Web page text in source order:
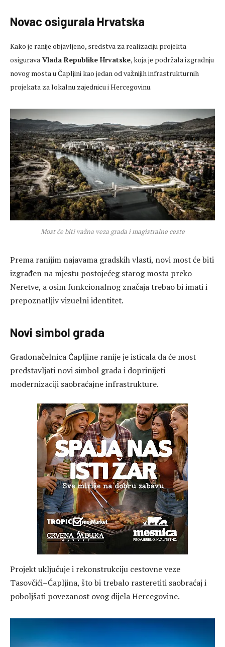
Novac osigurala Hrvatska
Kako je ranije objavljeno, sredstva za realizaciju projekta
osigurava Vlada Republike Hrvatske, koja je podržala izgradnju
novog mosta u Čapljini kao jedan od važnijih infrastrukturnih
projekata za lokalnu zajednicu i Hercegovinu.
Most će biti važna veza grada i magistralne ceste
Prema ranijim najavama gradskih vlasti, novi most će biti
izgrađen na mjestu postojećeg starog mosta preko
Neretve, a osim funkcionalnog značaja trebao bi imati i
prepoznatljiv vizuelni identitet.
Novi simbol grada
Gradonačelnica Čapljine ranije je isticala da će most
predstavljati novi simbol grada i doprinijeti
modernizaciji saobraćajne infrastrukture.
Projekt uključuje i rekonstrukciju cestovne veze
Tasovčići–Čapljina, što bi trebalo rasteretiti saobraćaj i
poboljšati povezanost ovog dijela Hercegovine.